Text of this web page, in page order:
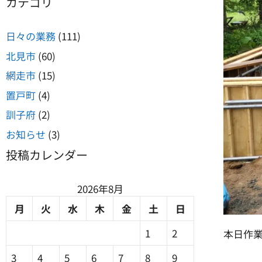
詳しくはこちら
日々の業務 (111)
北見市 (60)
網走市 (15)
置戸町 (4)
訓子府 (2)
お知らせ (3)
投稿カレンダー
2026年8月
月
火 水 木 金 土
日
1
2
3
4 5 6 7 8 9
本日作